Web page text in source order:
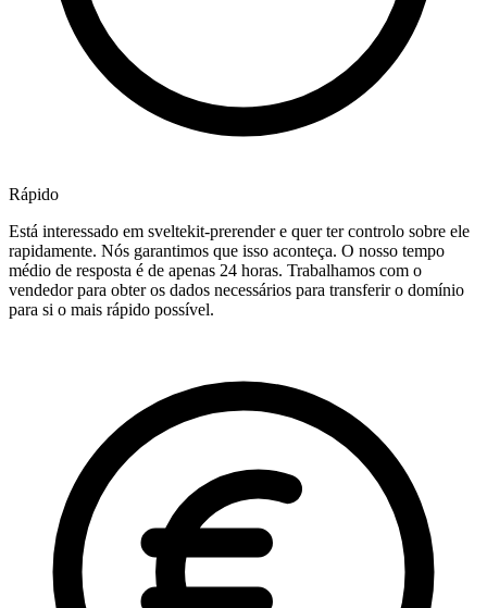
Rápido
Está interessado em sveltekit-prerender e quer ter controlo sobre ele
rapidamente. Nós garantimos que isso aconteça. O nosso tempo
médio de resposta é de apenas 24 horas. Trabalhamos com o
vendedor para obter os dados necessários para transferir o domínio
para si o mais rápido possível.